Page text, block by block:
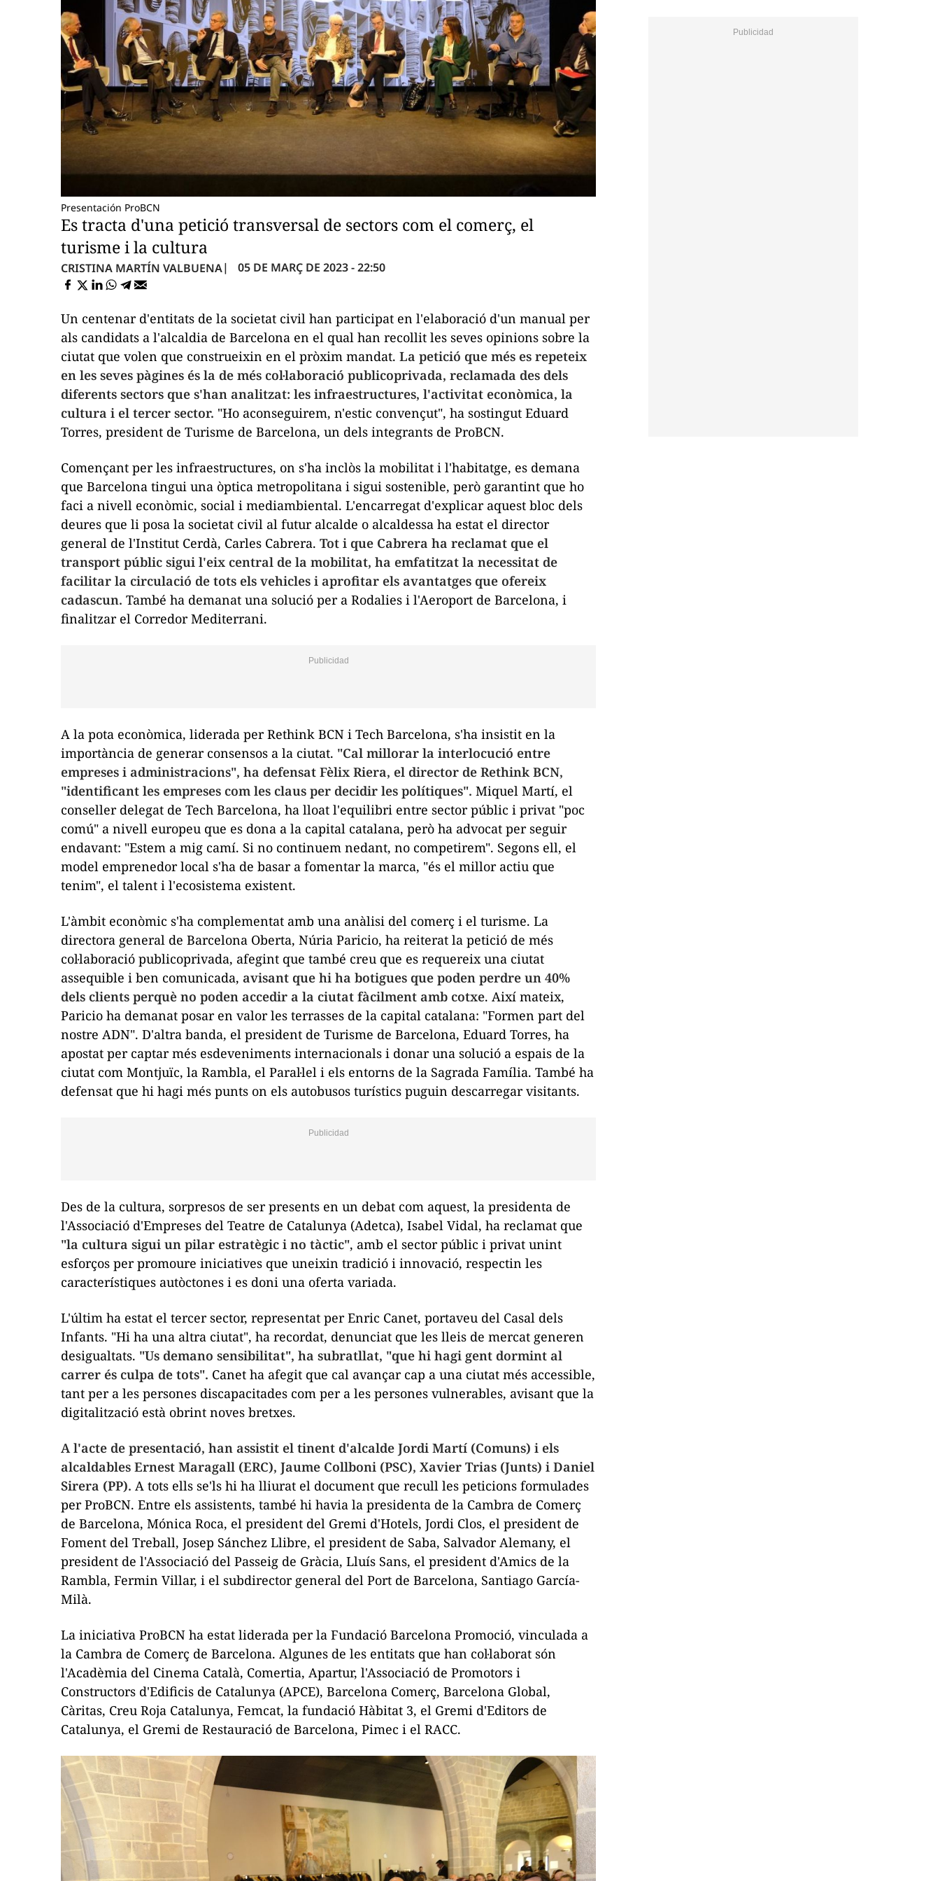
Presentación ProBCN
Es tracta d'una petició transversal de sectors com el comerç, el
turisme i la cultura
CRISTINA MARTÍN VALBUENA 05 DE MARÇ DE 2023 - 22:50
Un centenar d'entitats de la societat civil han participat en l'elaboració d'un manual per
als candidats a l'alcaldia de Barcelona en el qual han recollit les seves opinions sobre la
ciutat que volen que construeixin en el pròxim mandat. La petició que més es repeteix
en les seves pàgines és la de més col·laboració publicoprivada, reclamada des dels
diferents sectors que s'han analitzat: les infraestructures, l'activitat econòmica, la
cultura i el tercer sector. "Ho aconseguirem, n'estic convençut", ha sostingut Eduard
Torres, president de Turisme de Barcelona, un dels integrants de ProBCN.
Començant per les infraestructures, on s'ha inclòs la mobilitat i l'habitatge, es demana
que Barcelona tingui una òptica metropolitana i sigui sostenible, però garantint que ho
faci a nivell econòmic, social i mediambiental. L'encarregat d'explicar aquest bloc dels
deures que li posa la societat civil al futur alcalde o alcaldessa ha estat el director
general de l'Institut Cerdà, Carles Cabrera. Tot i que Cabrera ha reclamat que el
transport públic sigui l'eix central de la mobilitat, ha emfatitzat la necessitat de
facilitar la circulació de tots els vehicles i aprofitar els avantatges que ofereix
cadascun. També ha demanat una solució per a Rodalies i l'Aeroport de Barcelona, i
finalitzar el Corredor Mediterrani.
A la pota econòmica, liderada per Rethink BCN i Tech Barcelona, s'ha insistit en la
importància de generar consensos a la ciutat. "Cal millorar la interlocució entre
empreses i administracions", ha defensat Fèlix Riera, el director de Rethink BCN,
"identificant les empreses com les claus per decidir les polítiques". Miquel Martí, el
conseller delegat de Tech Barcelona, ha lloat l'equilibri entre sector públic i privat "poc
comú" a nivell europeu que es dona a la capital catalana, però ha advocat per seguir
endavant: "Estem a mig camí. Si no continuem nedant, no competirem". Segons ell, el
model emprenedor local s'ha de basar a fomentar la marca, "és el millor actiu que
tenim", el talent i l'ecosistema existent.
L'àmbit econòmic s'ha complementat amb una anàlisi del comerç i el turisme. La
directora general de Barcelona Oberta, Núria Paricio, ha reiterat la petició de més
col·laboració publicoprivada, afegint que també creu que es requereix una ciutat
assequible i ben comunicada, avisant que hi ha botigues que poden perdre un 40%
dels clients perquè no poden accedir a la ciutat fàcilment amb cotxe. Així mateix,
Paricio ha demanat posar en valor les terrasses de la capital catalana: "Formen part del
nostre ADN". D'altra banda, el president de Turisme de Barcelona, Eduard Torres, ha
apostat per captar més esdeveniments internacionals i donar una solució a espais de la
ciutat com Montjuïc, la Rambla, el Paral·lel i els entorns de la Sagrada Família. També ha
defensat que hi hagi més punts on els autobusos turístics puguin descarregar visitants.
Des de la cultura, sorpresos de ser presents en un debat com aquest, la presidenta de
l'Associació d'Empreses del Teatre de Catalunya (Adetca), Isabel Vidal, ha reclamat que
"la cultura sigui un pilar estratègic i no tàctic", amb el sector públic i privat unint
esforços per promoure iniciatives que uneixin tradició i innovació, respectin les
característiques autòctones i es doni una oferta variada.
L'últim ha estat el tercer sector, representat per Enric Canet, portaveu del Casal dels
Infants. "Hi ha una altra ciutat", ha recordat, denunciat que les lleis de mercat generen
desigualtats. "Us demano sensibilitat", ha subratllat, "que hi hagi gent dormint al
carrer és culpa de tots". Canet ha afegit que cal avançar cap a una ciutat més accessible,
tant per a les persones discapacitades com per a les persones vulnerables, avisant que la
digitalització està obrint noves bretxes.
A l'acte de presentació, han assistit el tinent d'alcalde Jordi Martí (Comuns) i els
alcaldables Ernest Maragall (ERC), Jaume Collboni (PSC), Xavier Trias (Junts) i Daniel
Sirera (PP). A tots ells se'ls hi ha lliurat el document que recull les peticions formulades
per ProBCN. Entre els assistents, també hi havia la presidenta de la Cambra de Comerç
de Barcelona, Mónica Roca, el president del Gremi d'Hotels, Jordi Clos, el president de
Foment del Treball, Josep Sánchez Llibre, el president de Saba, Salvador Alemany, el
president de l'Associació del Passeig de Gràcia, Lluís Sans, el president d'Amics de la
Rambla, Fermin Villar, i el subdirector general del Port de Barcelona, Santiago García-
Milà.
La iniciativa ProBCN ha estat liderada per la Fundació Barcelona Promoció, vinculada a
la Cambra de Comerç de Barcelona. Algunes de les entitats que han col·laborat són
l'Acadèmia del Cinema Català, Comertia, Apartur, l'Associació de Promotors i
Constructors d'Edificis de Catalunya (APCE), Barcelona Comerç, Barcelona Global,
Càritas, Creu Roja Catalunya, Femcat, la fundació Hàbitat 3, el Gremi d'Editors de
Catalunya, el Gremi de Restauració de Barcelona, Pimec i el RACC.